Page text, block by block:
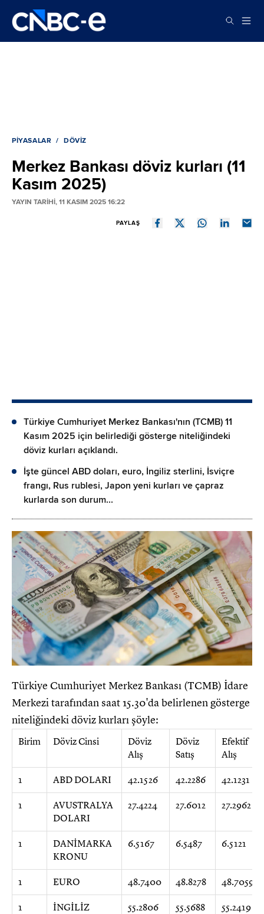
PIYASALAR DÖVIZ
Merkez Bankası döviz kurları (11
Kasım 2025)
YAYIN TARİHİ, 11 KASIM 2025 16:22
PAYLAŞ
Türkiye Cumhuriyet Merkez Bankası'nın (TCMB) 11
Kasım 2025 için belirlediği gösterge niteliğindeki
döviz kurları açıklandı.
İşte güncel ABD doları, euro, İngiliz sterlini, İsviçre
frangı, Rus rublesi, Japon yeni kurları ve çapraz
kurlarda son durum...
Türkiye Cumhuriyet Merkez Bankası (TCMB) İdare
Merkezi tarafından saat 15.30'da belirlenen gösterge
niteliğindeki döviz kurları şöyle:
Birim Döviz Cinsi
Döviz
Alış
Döviz
Satış
Efektif
Alış
1 ABD DOLARI 42.1526 42.2286 42.1231
1
AVUSTRALYA
DOLARI
27.4224 27.6012 27.2962
1
DANİMARKA
KRONU
6.5167 6.5487 6.5121
1 EURO 48.7400 48.8278 48.7059
1
İNGİLİZ
55.2806 55.5688 55.2419